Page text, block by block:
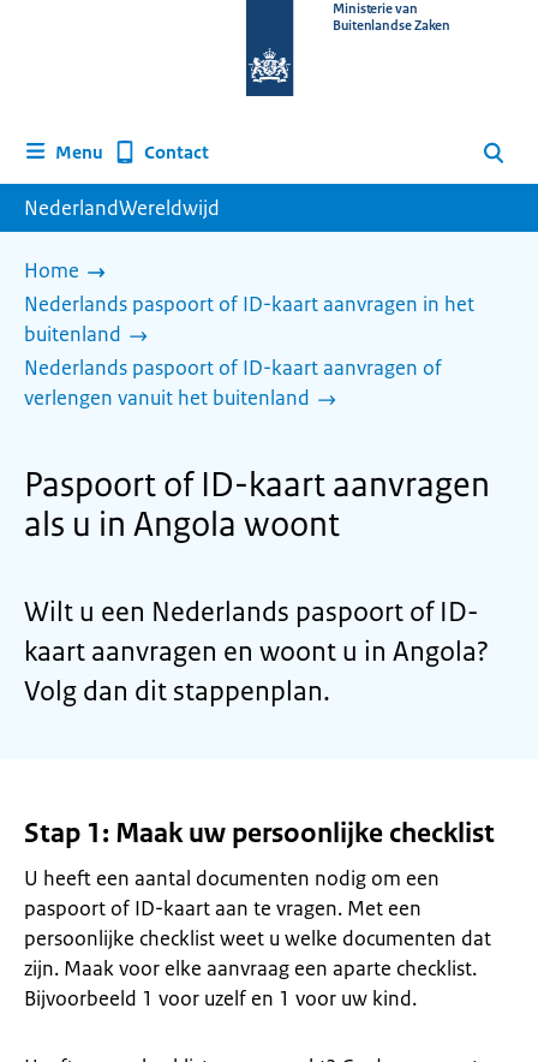
homepage
Ministerie van
Buitenlandse Zaken
Menu Contact Zoeken
NederlandWereldwijd
Home
Nederlands paspoort of ID-kaart aanvragen in het
buitenland
Nederlands paspoort of ID-kaart aanvragen of
verlengen vanuit het buitenland
Paspoort of ID-kaart aanvragen
als u in Angola woont
Wilt u een Nederlands paspoort of ID-
kaart aanvragen en woont u in Angola?
Volg dan dit stappenplan.
Stap 1: Maak uw persoonlijke checklist
U heeft een aantal documenten nodig om een
paspoort of ID-kaart aan te vragen. Met een
persoonlijke checklist weet u welke documenten dat
zijn. Maak voor elke aanvraag een aparte checklist.
Bijvoorbeeld 1 voor uzelf en 1 voor uw kind.